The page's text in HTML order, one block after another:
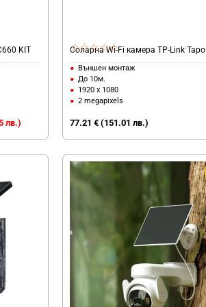
KIT
лв.)
Соларна Wi-Fi камера TP-Link
Външен монтаж
До 10м.
1920 x 1080
2 megapixels
77.21 € (151.01 лв.)